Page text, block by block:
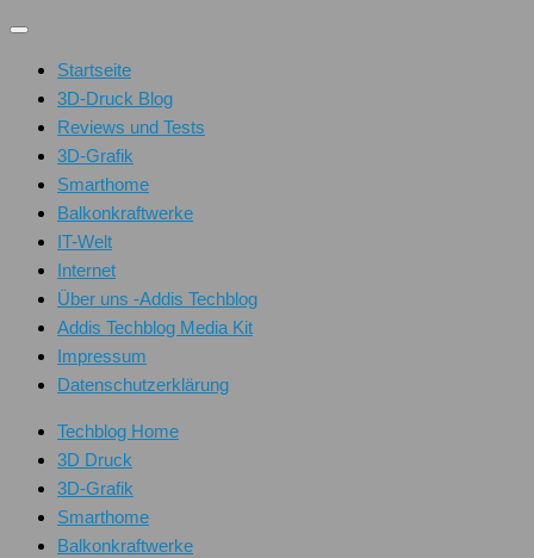
Unter
Inhalt
Startseite
3D-Druck Blog
Reviews und Tests
3D-Grafik
Smarthome
Balkonkraftwerke
IT-Welt
Internet
Über uns -Addis Techblog
Addis Techblog Media Kit
Impressum
Datenschutzerklärung
Techblog Home
3D Druck
3D-Grafik
Smarthome
Balkonkraftwerke